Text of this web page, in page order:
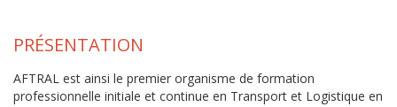
PRÉSENTATION
AFTRAL est ainsi le premier organisme de formation
professionnelle initiale et continue en Transport et Logistique en